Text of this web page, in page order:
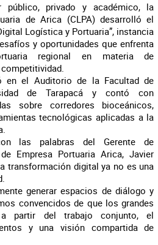
público, privado y académico, la
de Arica (CLPA) desarrolló el
Logística y Portuaria”, instancia
y oportunidades que enfrenta
regional en materia de
en el Auditorio de la Facultad de
de Tarapacá y contó con
sobre corredores bioceánicos,
tecnológicas aplicadas a la
las palabras del Gerente de
Empresa Portuaria Arica, Javier
transformación digital ya no es una
generar espacios de diálogo y
convencidos de que los grandes
a partir del trabajo conjunto, el
y una visión compartida de